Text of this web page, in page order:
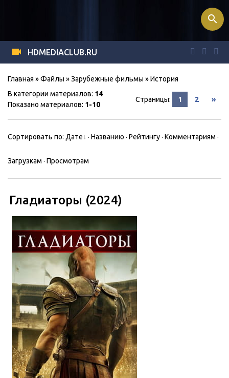
HDMEDIACLUB.RU
search
Главная »Файлы »Зарубежные фильмы » История
В категории материалов: 14
Показано материалов: 1-10
Страницы: 1 2 »
Сортировать по: Дате · Названию · Рейтингу· Комментариям ·
Загрузкам · Просмотрам
Гладиаторы (2024)